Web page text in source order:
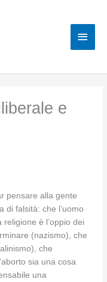
e
pensare alla gente
di falsità: che l’uomo
è l’oppio dei
(nazismo), che
che
sia una cosa
una